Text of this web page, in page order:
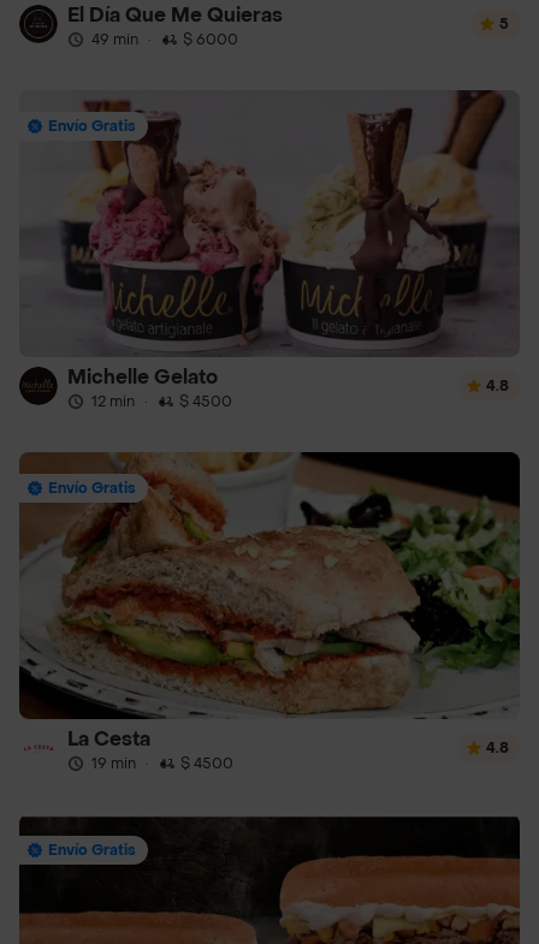
El Día Que Me Quieras
49 min · $ 6000
5
Envío Gratis
Michelle Gelato
12 min · $ 4500
4.8
Envío Gratis
La Cesta
19 min · $ 4500
4.8
Envío Gratis